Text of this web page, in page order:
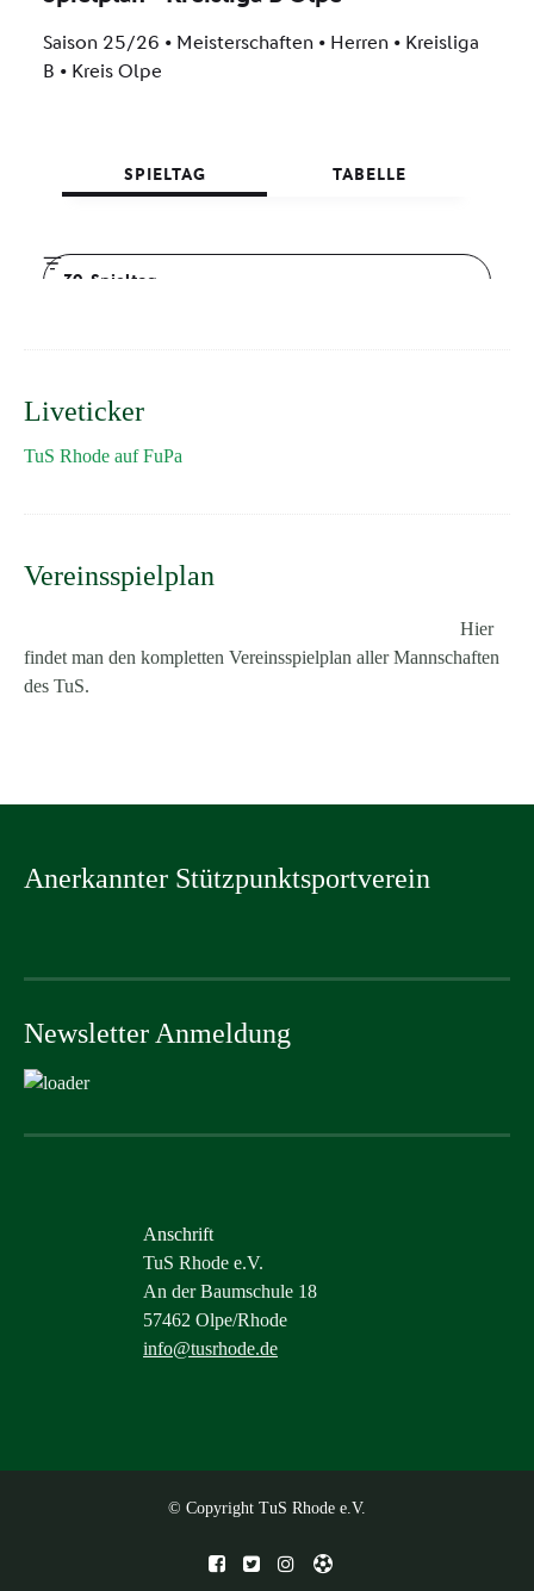
Liveticker
TuS Rhode auf FuPa
Vereinsspielplan
Hier
findet man den kompletten Vereinsspielplan aller Mannschaften
des TuS.
Anerkannter Stützpunktsportverein
Newsletter Anmeldung
Anschrift
TuS Rhode e.V.
An der Baumschule 18
57462 Olpe/Rhode
info@tusrhode.de
© Copyright TuS Rhode e.V.